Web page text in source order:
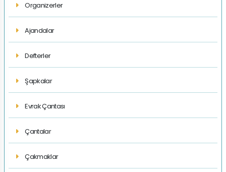
Organizerler
Ajandalar
Defterler
Şapkalar
Evrak Çantası
Çantalar
Çakmaklar